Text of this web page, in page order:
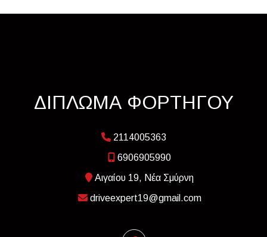
ΔΙΠΛΩΜΑ ΦΟΡΤΗΓΟΥ
2114005363
6906905990
Αιγαίου 19, Νέα Σμύρνη
driveexpert19@gmail.com